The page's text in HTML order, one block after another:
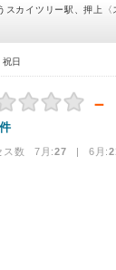
スカイツリー駅、押上
日
－
ス数 7月:27 | 6月: